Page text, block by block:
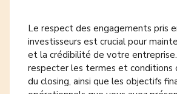
Le respect des engagements pris
investisseurs est crucial pour
et la crédibilité de votre entreprise.
respecter les termes et conditions
du closing, ainsi que les objectifs